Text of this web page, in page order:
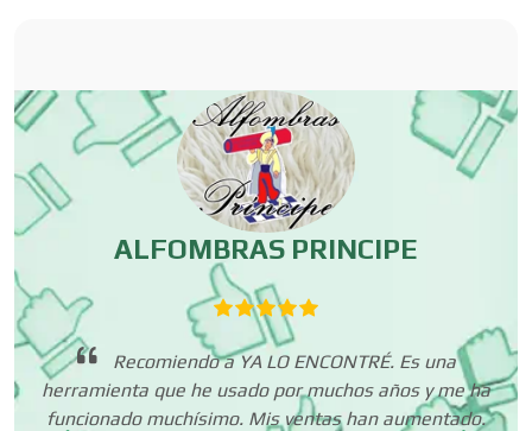
Centros Comerciales
Centros de Espectáculos
Centros de Nutrición
Centros Turísticos
ALFOMBRAS PRINCIPE
Recomiendo a YA LO ENCONTRÉ. Es una
herramienta que he usado por muchos años y me ha
funcionado muchísimo. Mis ventas han aumentado.